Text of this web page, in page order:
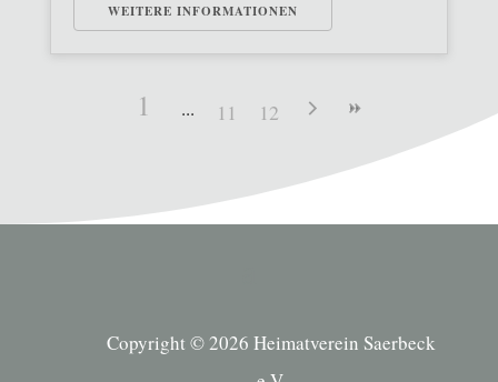
WEITERE INFORMATIONEN
1 11 12
Copyright © 2026 Heimatverein Saerbeck